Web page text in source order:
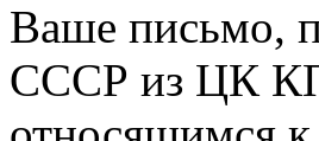
Ваше письмо,
СССР из ЦК